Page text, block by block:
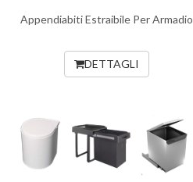
Appendiabiti Estraibile Per Armadio
DETTAGLI